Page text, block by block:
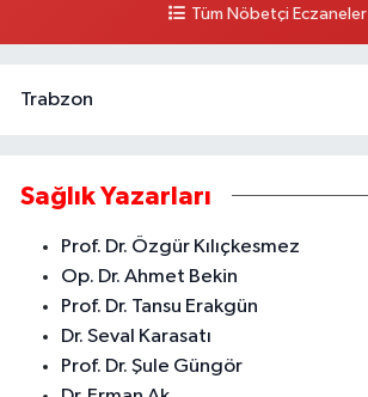
Yol Tarifi Al
Tüm Nöbetçi Eczaneler
Trabzon
Sağlık Yazarları
Prof. Dr. Özgür Kılıçkesmez
Op. Dr. Ahmet Bekin
Prof. Dr. Tansu Erakgün
Dr. Seval Karasatı
Prof. Dr. Şule Güngör